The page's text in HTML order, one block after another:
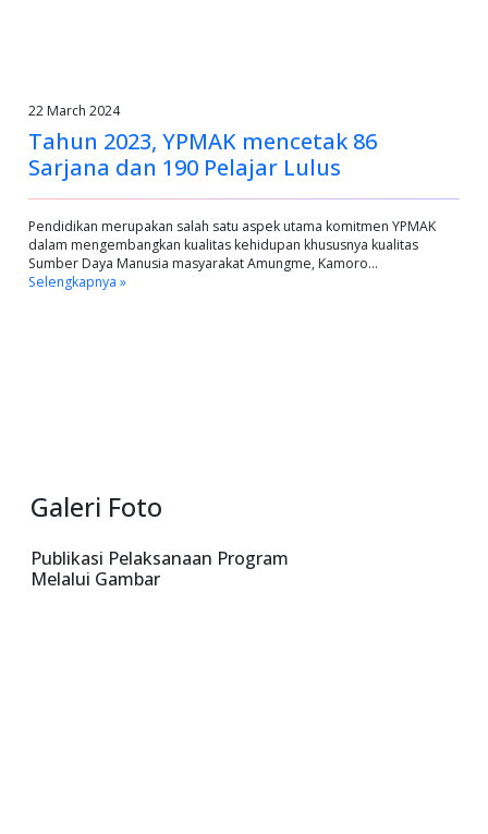
22 March 2024
Tahun 2023, YPMAK mencetak 86
Sarjana dan 190 Pelajar Lulus
Pendidikan merupakan salah satu aspek utama komitmen YPMAK
dalam mengembangkan kualitas kehidupan khususnya kualitas
Sumber Daya Manusia masyarakat Amungme, Kamoro…
Selengkapnya »
Galeri Foto
Publikasi Pelaksanaan Program
Melalui Gambar